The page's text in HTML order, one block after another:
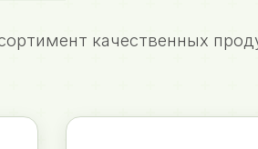
качественных